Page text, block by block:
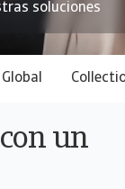
de riesgos
un